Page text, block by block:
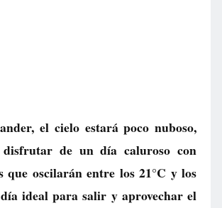
el cielo estará poco nuboso,
disfrutar de un día caluroso con
que oscilarán entre los 21°C y los
ideal para salir y aprovechar el